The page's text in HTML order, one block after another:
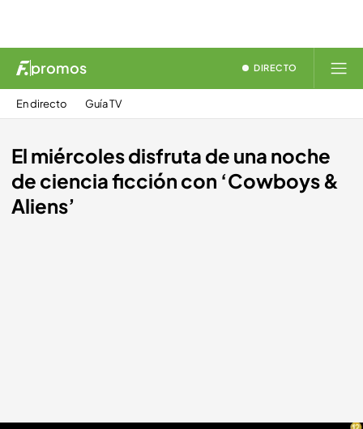
promos DIRECTO
En directo Guía TV
El miércoles disfruta de una noche
de ciencia ficción con ‘Cowboys &
Aliens’